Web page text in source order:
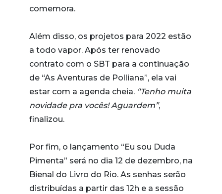
comemora.
Além disso, os projetos para 2022 estão
a todo vapor. Após ter renovado
contrato com o SBT para a continuação
de “As Aventuras de Polliana”, ela vai
estar com a agenda cheia. “Tenho muita
novidade pra vocês! Aguardem”,
finalizou.
Por fim, o lançamento “Eu sou Duda
Pimenta” será no dia 12 de dezembro, na
Bienal do Livro do Rio. As senhas serão
distribuídas a partir das 12h e a sessão